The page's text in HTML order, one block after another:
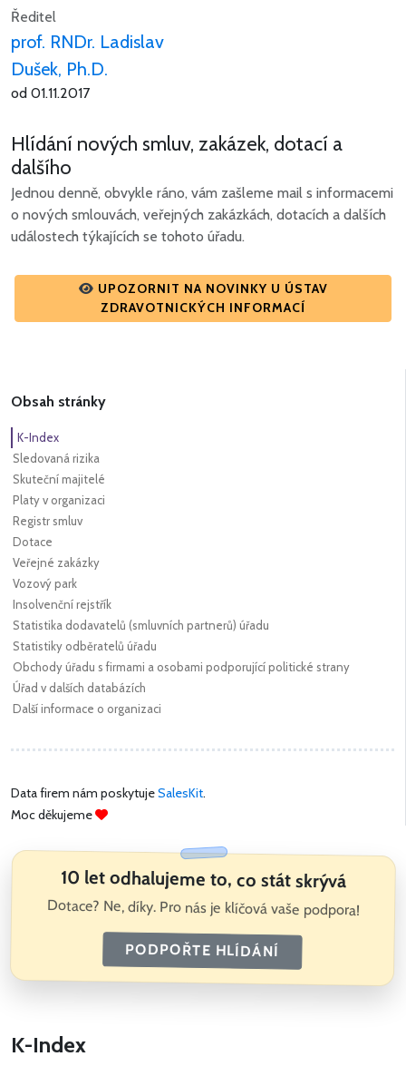
Ředitel
prof. RNDr. Ladislav
Dušek, Ph.D.
od 01.11.2017
Hlídání nových smluv, zakázek, dotací a
dalšího
Jednou denně, obvykle ráno, vám zašleme mail s informacemi
o nových smlouvách, veřejných zakázkách, dotacích a dalších
událostech týkajících se tohoto úřadu.
UPOZORNIT NA NOVINKY U ÚSTAV
ZDRAVOTNICKÝCH INFORMACÍ
Obsah stránky
K-Index
Sledovaná rizika
Skuteční majitelé
Platy v organizaci
Registr smluv
Dotace
Veřejné zakázky
Vozový park
Insolvenční rejstřík
Statistika dodavatelů (smluvních partnerů) úřadu
Statistiky odběratelů úřadu
Obchody úřadu s firmami a osobami podporující politické strany
Úřad v dalších databázích
Další informace o organizaci
Data firem nám poskytujeSalesKit.
Moc děkujeme
10 let odhalujeme to, co stát skrývá
Dotace? Ne, díky. Pro nás je klíčová vaše podpora!
PODPOŘTE HLÍDÁNÍ
K-Index